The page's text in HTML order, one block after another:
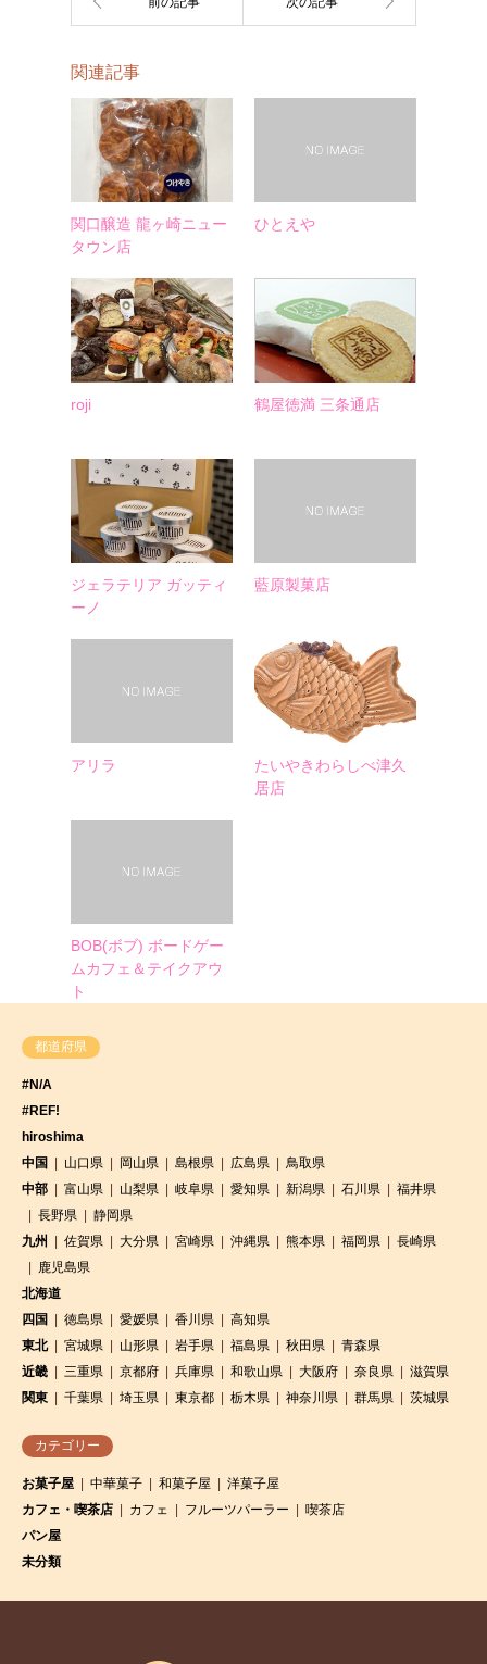
関連記事
関口醸造 龍ヶ崎ニュー
タウン店
ひとえや
roji 鶴屋徳満 三条通店
ジェラテリア ガッティ
ーノ
藍原製菓店
アリラ
たいやきわらしべ津久
居店
BOB(ボブ) ボードゲー
ムカフェ＆テイクアウ
ト
都道府県
#N/A
#REF!
hiroshima
中国
山口県 岡山県 島根県 広島県
鳥取県
中部
富山県 山梨県 岐阜県 愛知県 新潟県 石川県
福井県
長野県
静岡県
九州
佐賀県 大分県 宮崎県 沖縄県 熊本県 福岡県
長崎県
鹿児島県
北海道
四国
徳島県 愛媛県 香川県
高知県
東北
宮城県 山形県 岩手県 福島県 秋田県
青森県
近畿
三重県 京都府 兵庫県 和歌山県 大阪府 奈良県
滋賀県
関東
千葉県 埼玉県 東京都 栃木県 神奈川県 群馬県 茨城県
カテゴリー
お菓子屋 中華菓子 和菓子屋
洋菓子屋
カフェ・喫茶店
カフェ フルーツパーラー
喫茶店
パン屋
未分類